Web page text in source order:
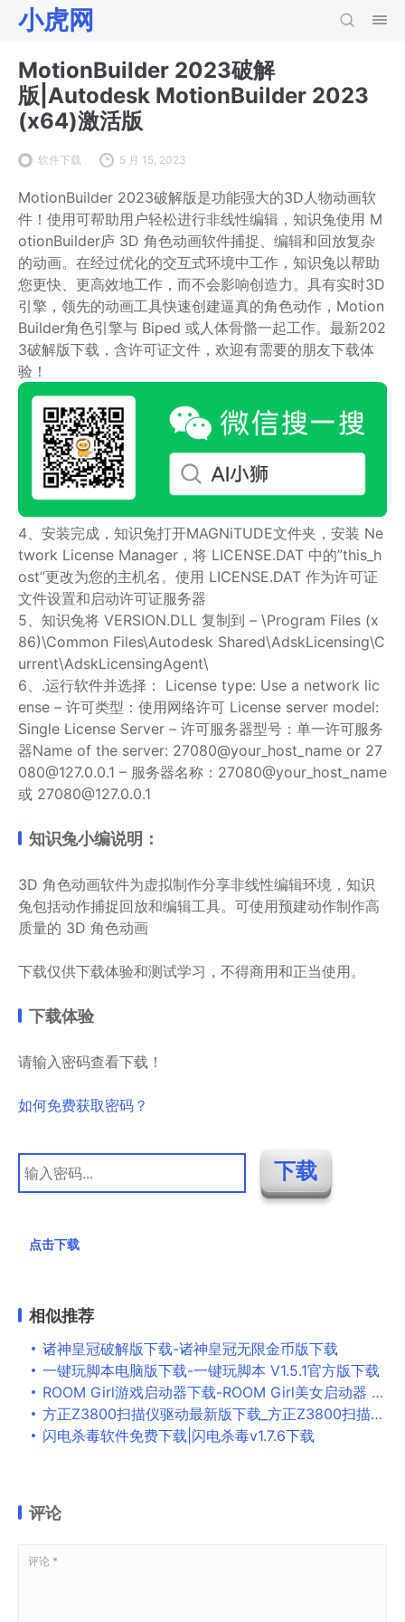
小虎网
MotionBuilder 2023破解
版|Autodesk MotionBuilder 2023
(x64)激活版
软件下载 5 月 15, 2023
MotionBuilder 2023破解版是功能强大的3D人物动画软
件！使用可帮助用户轻松进行非线性编辑，知识兔使用 M
otionBuilder庐 3D 角色动画软件捕捉、编辑和回放复杂
的动画。在经过优化的交互式环境中工作，知识兔以帮助
您更快、更高效地工作，而不会影响创造力。具有实时3D
引擎，领先的动画工具快速创建逼真的角色动作，Motion
Builder角色引擎与 Biped 或人体骨骼一起工作。最新202
3破解版下载，含许可证文件，欢迎有需要的朋友下载体
验！
4、安装完成，知识兔打开MAGNiTUDE文件夹，安装 Ne
twork License Manager，将 LICENSE.DAT 中的”this_h
ost”更改为您的主机名。使用 LICENSE.DAT 作为许可证
文件设置和启动许可证服务器
5、知识兔将 VERSION.DLL 复制到 – \Program Files (x
86)\Common Files\Autodesk Shared\AdskLicensing\C
urrent\AdskLicensingAgent\
6、.运行软件并选择： License type: Use a network lic
ense – 许可类型：使用网络许可 License server model:
Single License Server – 许可服务器型号：单一许可服务
器Name of the server: 27080@your_host_name or 27
080@127.0.0.1 – 服务器名称：27080@your_host_name
或 27080@127.0.0.1
知识兔小编说明：
3D 角色动画软件为虚拟制作分享非线性编辑环境，知识
兔包括动作捕捉回放和编辑工具。可使用预建动作制作高
质量的 3D 角色动画
下载仅供下载体验和测试学习，不得商用和正当使用。
下载体验
请输入密码查看下载！
如何免费获取密码？
点击下载
相似推荐
诸神皇冠破解版下载-诸神皇冠无限金币版下载
一键玩脚本电脑版下载-一键玩脚本 V1.5.1官方版下载
ROOM Girl游戏启动器下载-ROOM Girl美女启动器 v1.0.5
方正Z3800扫描仪驱动最新版下载_方正Z3800扫描仪驱动 v6.21.0104 免费版
闪电杀毒软件免费下载|闪电杀毒v1.7.6下载
评论